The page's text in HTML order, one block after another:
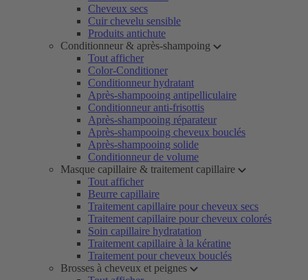
Cheveux secs
Cuir chevelu sensible
Produits antichute
Conditionneur & après-shampoing
Tout afficher
Color-Conditioner
Conditionneur hydratant
Après-shampooing antipelliculaire
Conditionneur anti-frisottis
Après-shampooing réparateur
Après-shampooing cheveux bouclés
Après-shampooing solide
Conditionneur de volume
Masque capillaire & traitement capillaire
Tout afficher
Beurre capillaire
Traitement capillaire pour cheveux secs
Traitement capillaire pour cheveux colorés
Soin capillaire hydratation
Traitement capillaire à la kératine
Traitement pour cheveux bouclés
Brosses à cheveux et peignes